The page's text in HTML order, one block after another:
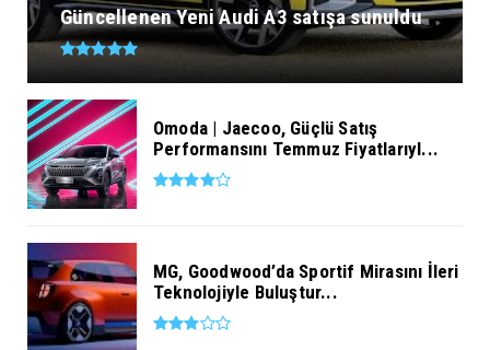
Güncellenen Yeni Audi A3 satışa sunuldu
Omoda | Jaecoo, Güçlü Satış
Performansını Temmuz Fiyatlarıyl...
MG, Goodwood’da Sportif Mirasını İleri
Teknolojiyle Buluştur...